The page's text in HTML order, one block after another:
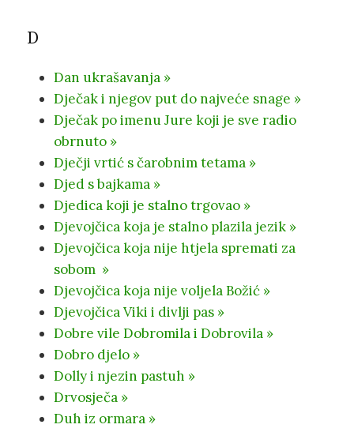
D
Dan ukrašavanja »
Dječak i njegov put do najveće snage »
Dječak po imenu Jure koji je sve radio
obrnuto »
Dječji vrtić s čarobnim tetama »
Djed s bajkama »
Djedica koji je stalno trgovao »
Djevojčica koja je stalno plazila jezik »
Djevojčica koja nije htjela spremati za
sobom »
Djevojčica koja nije voljela Božić »
Djevojčica Viki i divlji pas »
Dobre vile Dobromila i Dobrovila »
Dobro djelo »
Dolly i njezin pastuh »
Drvosječa »
Duh iz ormara »